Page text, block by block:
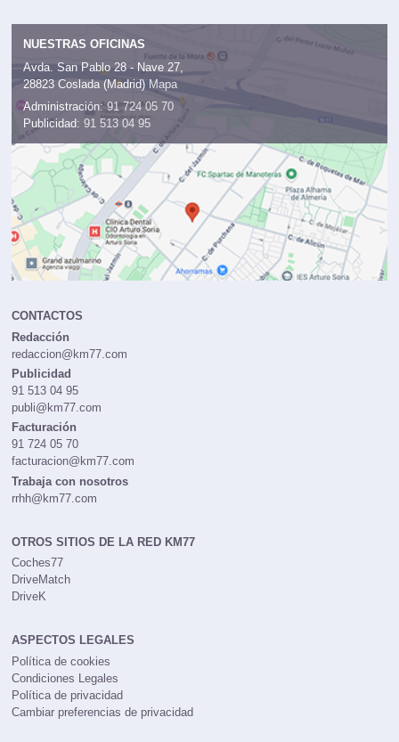
NUESTRAS OFICINAS
Avda. San Pablo 28 - Nave 27,
28823 Coslada (Madrid) Mapa
Administración: 91 724 05 70
Publicidad: 91 513 04 95
CONTACTOS
Redacción
redaccion@km77.com
Publicidad
91 513 04 95
publi@km77.com
Facturación
91 724 05 70
facturacion@km77.com
Trabaja con nosotros
rrhh@km77.com
OTROS SITIOS DE LA RED KM77
Coches77
DriveMatch
DriveK
ASPECTOS LEGALES
Política de cookies
Condiciones Legales
Política de privacidad
Cambiar preferencias de privacidad